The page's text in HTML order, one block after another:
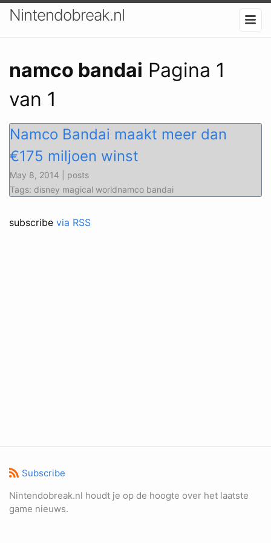
Nintendobreak.nl
namco bandai Pagina 1
van 1
Namco Bandai maakt meer dan
€175 miljoen winst
May 8, 2014 | posts
Tags: disney magical worldnamco bandai
subscribe via RSS
Subscribe
Nintendobreak.nl houdt je op de hoogte over het laatste
game nieuws.